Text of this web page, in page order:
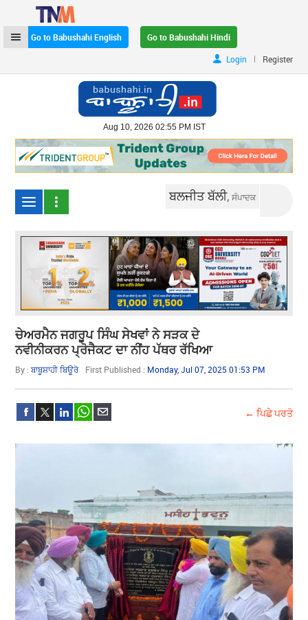
Go to Babushahi English
Go to Babushahi Hindi
Login
| Register
Aug 10, 2026 02:55 PM IST
ਬਲਜੀਤ ਬੱਲੀ,ਸੰਪਾਦਕ
ਚੇਅਰਮੈਨ ਜਗਰੂਪ ਸਿੰਘ ਸੇਖਵਾਂ ਨੇ ਸੜਕ ਦੇ
ਨਵੀਨੀਕਰਨ ਪ੍ਰੋਜੈਕਟ ਦਾ ਨੀਂਹ ਪੱਥਰ ਰੱਖਿਆ
By :ਬਾਬੂਸ਼ਾਹੀ ਬਿਊਰੋ First Published : Monday, Jul 07, 2025 01:53 PM
← ਪਿਛੇ ਪਰਤੋ